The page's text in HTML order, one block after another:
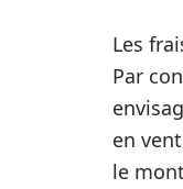
Les
Par
en
le